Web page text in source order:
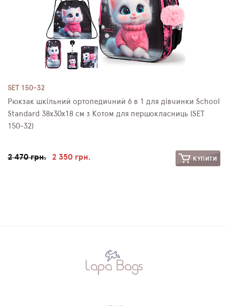
SET 150-32
Рюкзак шкільний ортопедичний 6 в 1 для дівчинки School
Standard 38х30х18 см з Котом для першокласниць (SET
150-32)
2 470 грн. 2 350 грн. КУПИТИ